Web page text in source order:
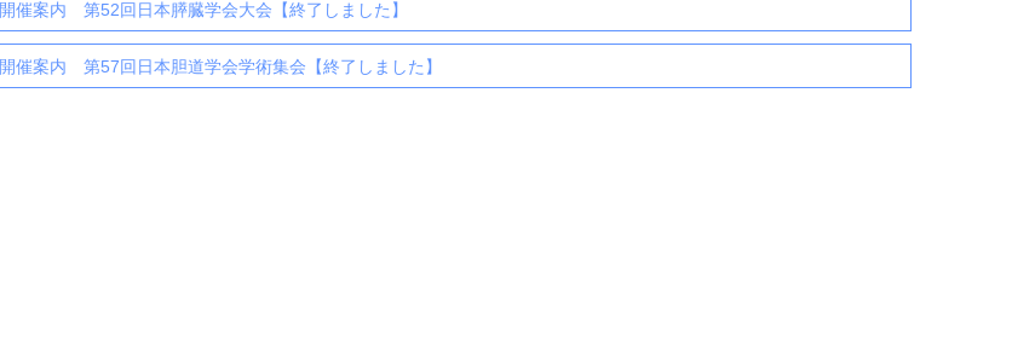
開催案内 第52回日本膵臓学会大会【終了しました】
開催案内 第57回日本胆道学会学術集会【終了しました】